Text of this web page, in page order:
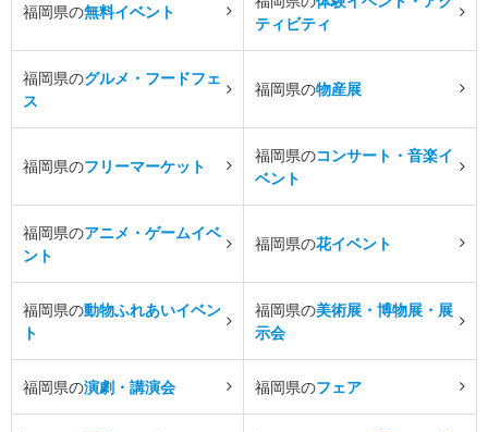
福岡県の無料イベント
ティビティ
福岡県のグルメ・フードフェ
ス
福岡県の物産展
福岡県のフリーマーケット
福岡県のコンサート・音楽イ
ベント
福岡県のアニメ・ゲームイベ
ント
福岡県の花イベント
福岡県の動物ふれあいイベン
ト
福岡県の美術展・博物展・展
示会
福岡県の演劇・講演会 福岡県のフェア